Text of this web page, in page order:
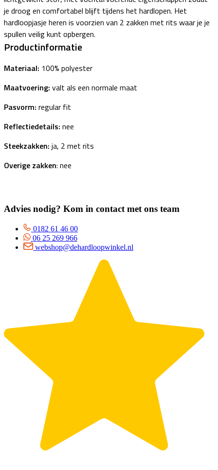
je droog en comfortabel blijft tijdens het hardlopen. Het
hardloopjasje heren is voorzien van 2 zakken met rits waar je je
spullen veilig kunt opbergen.
Productinformatie
Materiaal: 100% polyester
Maatvoering: valt als een normale maat
Pasvorm: regular fit
Reflectiedetails: nee
Steekzakken: ja, 2 met rits
Overige zakken: nee
Advies nodig? Kom in contact met ons team
0182 61 46 00
06 25 269 966
webshop@dehardloopwinkel.nl